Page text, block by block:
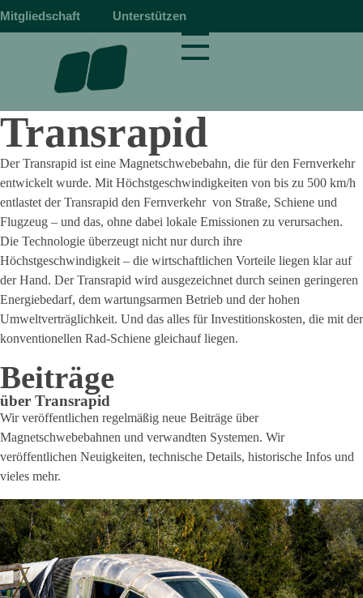
Mitgliedschaft Unterstützen
magnetbahn.de
Alles über Magnetschwebebahnen wie Transrapid
Transrapid
Der Transrapid ist eine Magnetschwebebahn, die für den Fernverkehr
entwickelt wurde. Mit Höchstgeschwindigkeiten von bis zu 500 km/h
entlastet der Transrapid den Fernverkehr von Straße, Schiene und
Flugzeug – und das, ohne dabei lokale Emissionen zu verursachen.
Die Technologie überzeugt nicht nur durch ihre
Höchstgeschwindigkeit – die wirtschaftlichen Vorteile liegen klar auf
der Hand. Der Transrapid wird ausgezeichnet durch seinen geringeren
Energiebedarf, dem wartungsarmen Betrieb und der hohen
Umweltverträglichkeit. Und das alles für Investitionskosten, die mit der
konventionellen Rad-Schiene gleichauf liegen.
Beiträge
über Transrapid
Wir veröffentlichen regelmäßig neue Beiträge über
Magnetschwebebahnen und verwandten Systemen. Wir
veröffentlichen Neuigkeiten, technische Details, historische Infos und
vieles mehr.